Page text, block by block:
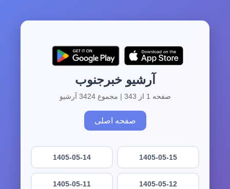
آرشیو خبرجنوب
صفحه 1 از 343 | مجموع 3424 آرشیو
صفحه اصلی
1405-05-15
1405-05-14
1405-05-12
1405-05-11